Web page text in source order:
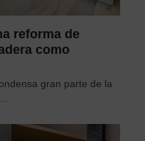
reforma de
como
gran parte de la